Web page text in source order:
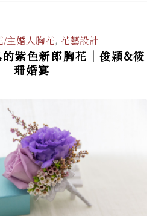
/主婚人胸花, 花藝設計
的紫色新郎胸花│俊穎&筱
珊婚宴